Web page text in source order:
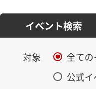
イベント検索
対象
全ての
公式